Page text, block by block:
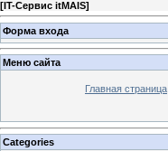
[IT-Сервис itMAIS]
Форма входа
Меню сайта
Главная страница
Categories